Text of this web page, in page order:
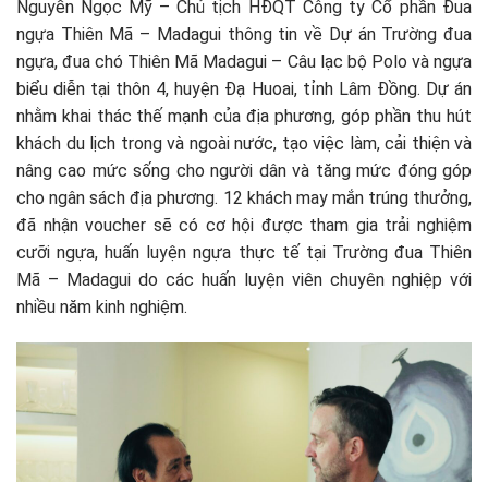
Nguyễn Ngọc Mỹ – Chủ tịch HĐQT Công ty Cổ phần Đua
ngựa Thiên Mã – Madagui thông tin về Dự án Trường đua
ngựa, đua chó Thiên Mã Madagui – Câu lạc bộ Polo và ngựa
biểu diễn tại thôn 4, huyện Đạ Huoai, tỉnh Lâm Đồng. Dự án
nhằm khai thác thế mạnh của địa phương, góp phần thu hút
khách du lịch trong và ngoài nước, tạo việc làm, cải thiện và
nâng cao mức sống cho người dân và tăng mức đóng góp
cho ngân sách địa phương. 12 khách may mắn trúng thưởng,
đã nhận voucher sẽ có cơ hội được tham gia trải nghiệm
cưỡi ngựa, huấn luyện ngựa thực tế tại Trường đua Thiên
Mã – Madagui do các huấn luyện viên chuyên nghiệp với
nhiều năm kinh nghiệm.